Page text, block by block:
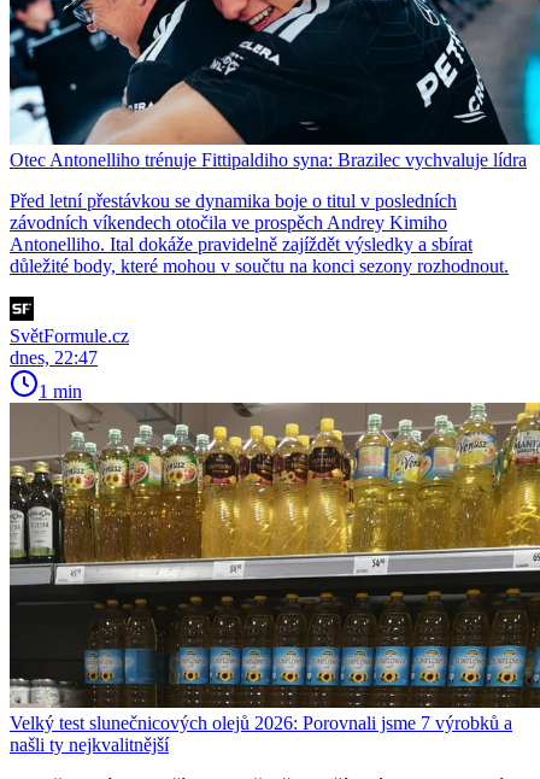
Otec Antonelliho trénuje Fittipaldiho syna: Brazilec vychvaluje lídra
Před letní přestávkou se dynamika boje o titul v posledních
závodních víkendech otočila ve prospěch Andrey Kimiho
Antonelliho. Ital dokáže pravidelně zajíždět výsledky a sbírat
důležité body, které mohou v součtu na konci sezony rozhodnout.
SvětFormule.cz
dnes, 22:47
1 min
Velký test slunečnicových olejů 2026: Porovnali jsme 7 výrobků a
našli ty nejkvalitnější